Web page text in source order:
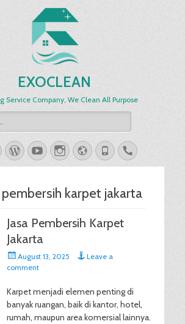
EXOCLEAN
Service Company, We Clean All Purpose
EmailWordPress
YouTubeInstagram
Website
PhoneHandset
pembersih karpet jakarta
Jasa Pembersih Karpet
Jakarta
Posted
on
August 13, 2025
Leave a
comment
Karpet menjadi elemen penting di
banyak ruangan, baik di kantor, hotel,
rumah, maupun area komersial lainnya.